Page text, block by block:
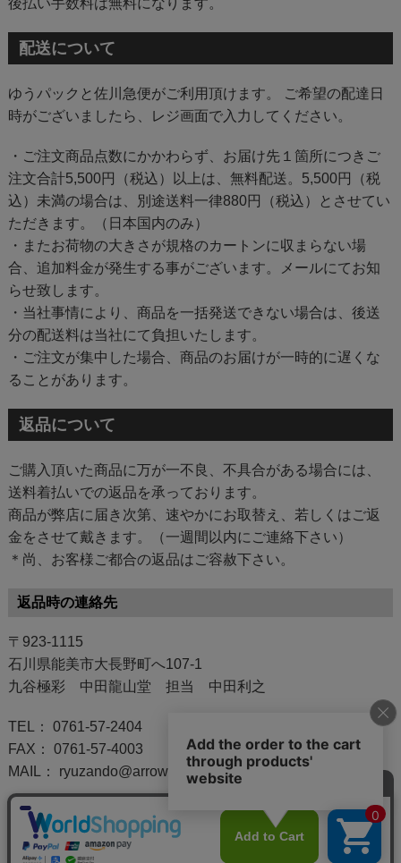
配送について
ゆうパックと佐川急便がご利用頂けます。 ご希望の配達日
時がございましたら、レジ画面で入力してください。
・ご注文商品点数にかかわらず、お届け先１箇所につきご
注文合計5,500円（税込）以上は、無料配送。5,500円（税
込）未満の場合は、別途送料一律880円（税込）とさせてい
ただきます。（日本国内のみ）
・またお荷物の大きさが規格のカートンに収まらない場
合、追加料金が発生する事がございます。メールにてお知
らせ致します。
・当社事情により、商品を一括発送できない場合は、後送
分の配送料は当社にて負担いたします。
・ご注文が集中した場合、商品のお届けが一時的に遅くな
ることがあります。
返品について
ご購入頂いた商品に万が一不良、不具合がある場合には、
送料着払いでの返品を承っております。
商品が弊店に届き次第、速やかにお取替え、若しくはご返
金をさせて戴きます。（一週間以内にご連絡下さい）
＊尚、お客様ご都合の返品はご容赦下さい。
返品時の連絡先
〒923-1115
石川県能美市大長野町へ107-1
九谷極彩 中田龍山堂 担当 中田利之
TEL： 0761-57-2404
FAX： 0761-57-4003
MAIL： ryuzando@arrow.ocn.ne.jp